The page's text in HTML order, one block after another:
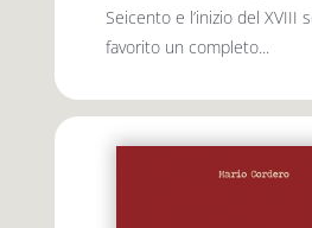
Seicento e l’inizio del XVIII
favorito un completo...